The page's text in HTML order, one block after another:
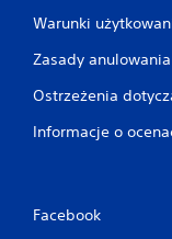
Warunki
Zasady
Ostrzeżenia
Informacje o
Facebook